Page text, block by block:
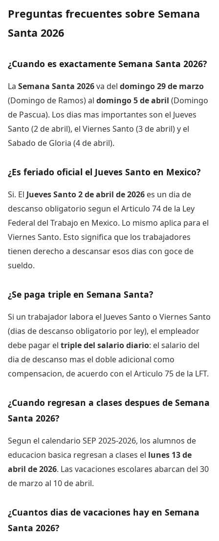
Preguntas frecuentes sobre Semana
Santa 2026
¿Cuando es exactamente Semana Santa 2026?
La Semana Santa 2026va del domingo 29 de marzo
(Domingo de Ramos) al domingo 5 de abril (Domingo
de Pascua). Los dias mas importantes son el Jueves
Santo (2 de abril), el Viernes Santo (3 de abril) y el
Sabado de Gloria (4 de abril).
¿Es feriado oficial el Jueves Santo en Mexico?
Si. El Jueves Santo 2 de abril de 2026 es un dia de
descanso obligatorio segun el Articulo 74 de la Ley
Federal del Trabajo en Mexico. Lo mismo aplica para el
Viernes Santo. Esto significa que los trabajadores
tienen derecho a descansar esos dias con goce de
sueldo.
¿Se paga triple en Semana Santa?
Si un trabajador labora el Jueves Santo o Viernes Santo
(dias de descanso obligatorio por ley), el empleador
debe pagar el triple del salario diario: el salario del
dia de descanso mas el doble adicional como
compensacion, de acuerdo con el Articulo 75 de la LFT.
¿Cuando regresan a clases despues de Semana
Santa 2026?
Segun el calendario SEP 2025-2026, los alumnos de
educacion basica regresan a clases el lunes 13 de
abril de 2026. Las vacaciones escolares abarcan del 30
de marzo al 10 de abril.
¿Cuantos dias de vacaciones hay en Semana
Santa 2026?